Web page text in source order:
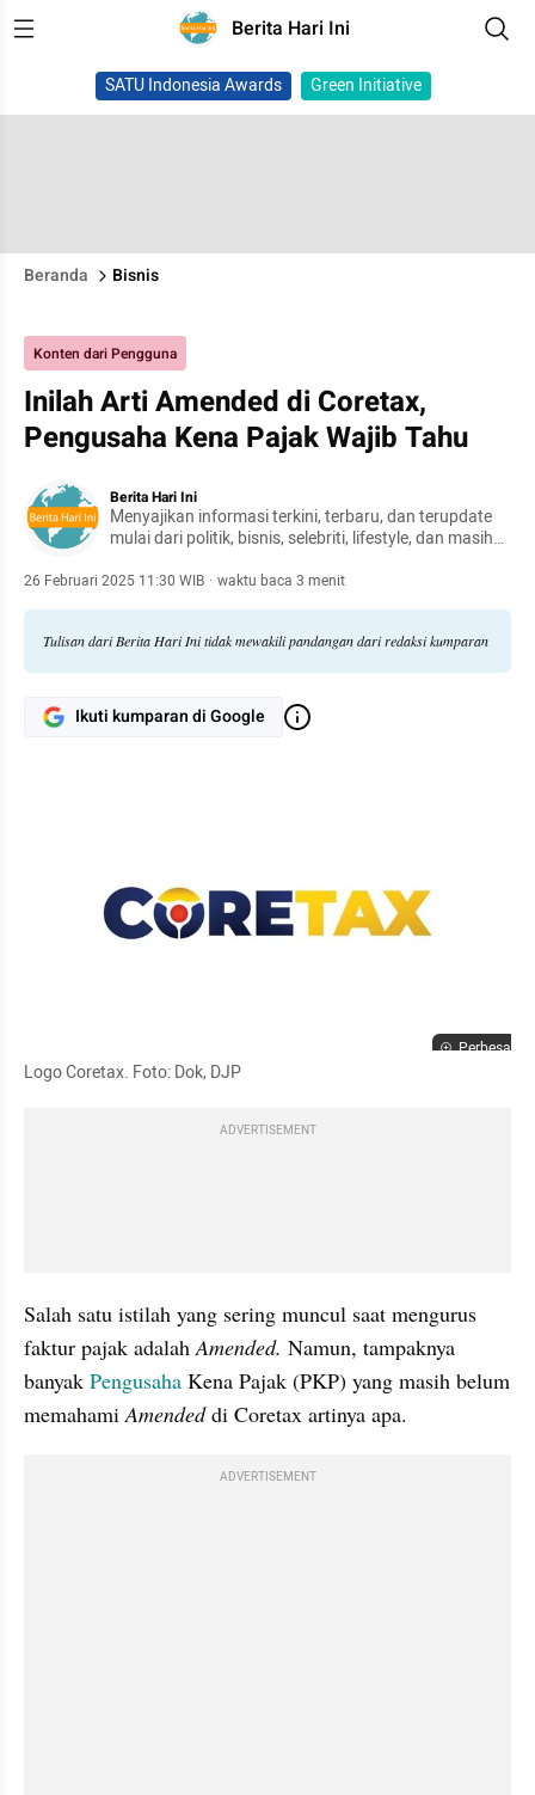
Berita Hari Ini
SATU Indonesia Awards Green Initiative
Beranda Bisnis
Konten dari Pengguna
Inilah Arti Amended di Coretax,
Pengusaha Kena Pajak Wajib Tahu
Berita Hari Ini
Menyajikan informasi terkini, terbaru, dan terupdate
mulai dari politik, bisnis, selebriti, lifestyle, dan masih
26 Februari 2025 11:30 WIB · waktu baca 3 menit
Tulisan dari Berita Hari Ini tidak mewakili pandangan dari redaksi kumparan
Ikuti kumparan di Google
Perbesar
Logo Coretax. Foto: Dok, DJP
ADVERTISEMENT
Salah satu istilah yang sering muncul saat mengurus
faktur pajak adalah Amended. Namun, tampaknya
banyak Pengusaha Kena Pajak (PKP) yang masih belum
memahami Amended di Coretax artinya apa.
ADVERTISEMENT